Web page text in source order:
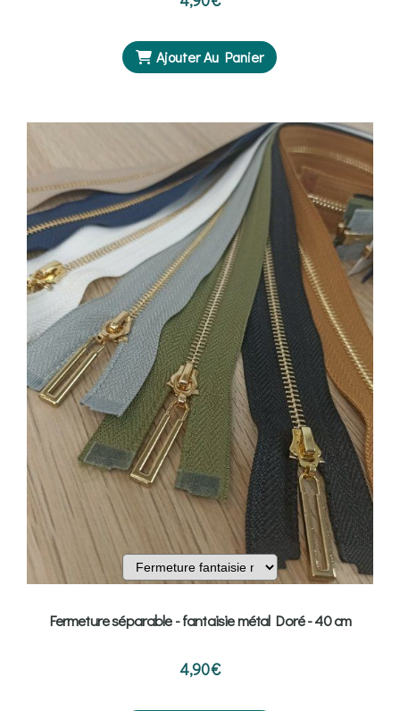
Ajouter Au Panier
Fermeture séparable - fantaisie métal Doré - 40 cm
4,90€